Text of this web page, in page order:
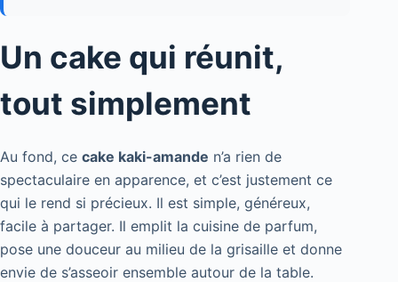
Un cake qui réunit,
tout simplement
Au fond, ce cake kaki-amande n’a rien de
spectaculaire en apparence, et c’est justement ce
qui le rend si précieux. Il est simple, généreux,
facile à partager. Il emplit la cuisine de parfum,
pose une douceur au milieu de la grisaille et donne
envie de s’asseoir ensemble autour de la table.